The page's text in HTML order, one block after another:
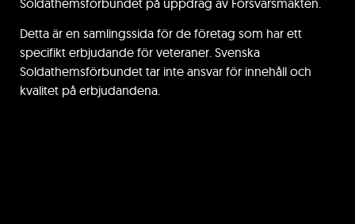
Soldathemsförbundet på uppdrag av Försvarsmakten.
Detta är en samlingssida för de företag som har ett
specifikt erbjudande för veteraner. Svenska
Soldathemsförbundet tar inte ansvar för innehåll och
kvalitet på erbjudandena.